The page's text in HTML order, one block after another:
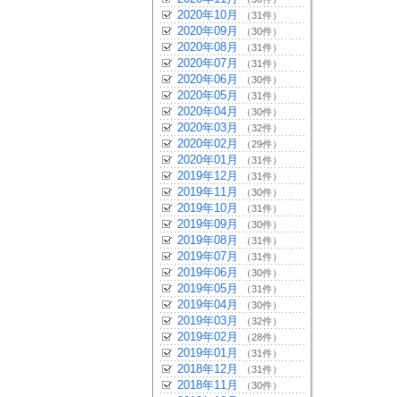
2020年10月 （31件）
2020年09月 （30件）
2020年08月 （31件）
2020年07月 （31件）
2020年06月 （30件）
2020年05月 （31件）
2020年04月 （30件）
2020年03月 （32件）
2020年02月 （29件）
2020年01月 （31件）
2019年12月 （31件）
2019年11月 （30件）
2019年10月 （31件）
2019年09月 （30件）
2019年08月 （31件）
2019年07月 （31件）
2019年06月 （30件）
2019年05月 （31件）
2019年04月 （30件）
2019年03月 （32件）
2019年02月 （28件）
2019年01月 （31件）
2018年12月 （31件）
2018年11月 （30件）